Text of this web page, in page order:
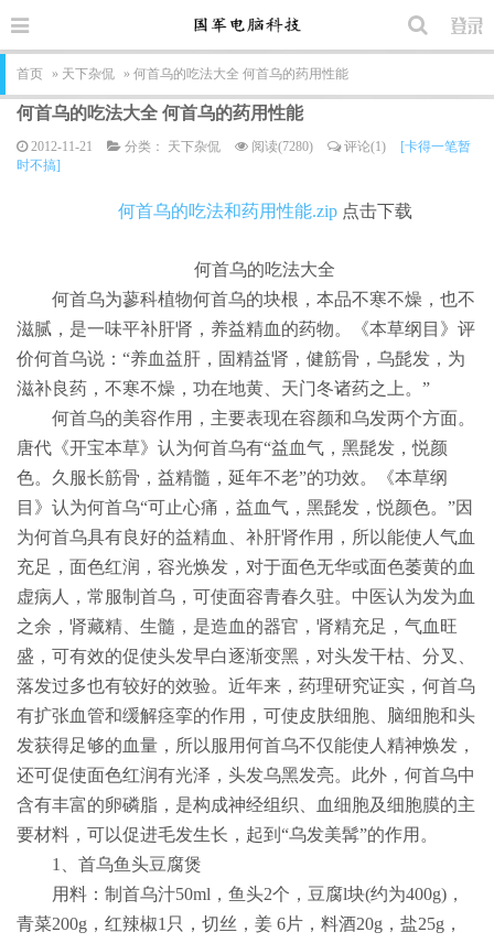
首页 » 天下杂侃 » 何首乌的吃法大全 何首乌的药用性能
何首乌的吃法大全 何首乌的药用性能
2012-11-21 分类： 天下杂侃 阅读(7280) 评论(1)
[卡得一笔暂
时不搞]
何首乌的吃法和药用性能.zip点击下载
何首乌的吃法大全
何首乌为蓼科植物何首乌的块根，本品不寒不燥，也不
滋腻，是一味平补肝肾，养益精血的药物。《本草纲目》评
价何首乌说：“养血益肝，固精益肾，健筋骨，乌髭发，为
滋补良药，不寒不燥，功在地黄、天门冬诸药之上。”
何首乌的美容作用，主要表现在容颜和乌发两个方面。
唐代《开宝本草》认为何首乌有“益血气，黑髭发，悦颜
色。久服长筋骨，益精髓，延年不老”的功效。《本草纲
目》认为何首乌“可止心痛，益血气，黑髭发，悦颜色。”因
为何首乌具有良好的益精血、补肝肾作用，所以能使人气血
充足，面色红润，容光焕发，对于面色无华或面色萎黄的血
虚病人，常服制首乌，可使面容青春久驻。中医认为发为血
之余，肾藏精、生髓，是造血的器官，肾精充足，气血旺
盛，可有效的促使头发早白逐渐变黑，对头发干枯、分叉、
落发过多也有较好的效验。近年来，药理研究证实，何首乌
有扩张血管和缓解痉挛的作用，可使皮肤细胞、脑细胞和头
发获得足够的血量，所以服用何首乌不仅能使人精神焕发，
还可促使面色红润有光泽，头发乌黑发亮。此外，何首乌中
含有丰富的卵磷脂，是构成神经组织、血细胞及细胞膜的主
要材料，可以促进毛发生长，起到“乌发美髯”的作用。
1
、首乌鱼头豆腐煲
用料：制首乌汁50ml ，鱼头2个，豆腐l块(约为400g) ，
青菜200g ，红辣椒1 只，切丝，姜 6片，料酒20g ，盐25g ，